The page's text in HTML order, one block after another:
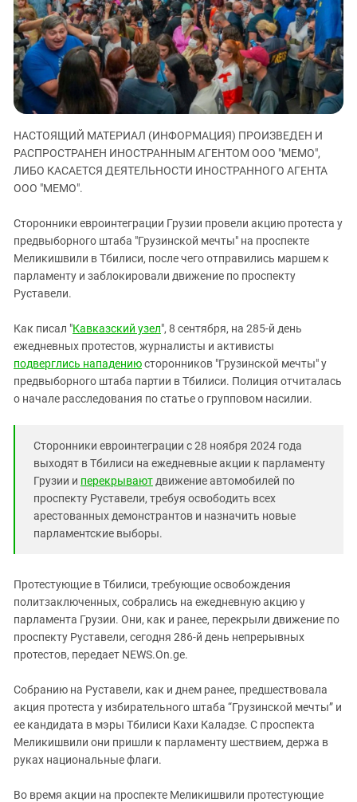
ЗАСТАВЛЯЕТ
КАВКАЗ ЗА ПАЛЕСТИНУ
ИНАКОМЫСЛИЕ В ЧЕЧНЕ
ПРЕСЛЕДОВАНИЕ АКТИВИСТОВ
МОБИЛИЗАЦИЯ И ПРОТЕСТЫ
Дагестан
Ингушетия
Кабардино-Балкария
Калмыкия
Карачаево-Черкесия
Краснодарский край
Российская Федерация
Северная Осетия - Алания
СКФО
Ставропольский край
Южная Осетия
Южный Кавказ
ЮФО
НАСТОЯЩИЙ МАТЕРИАЛ (ИНФОРМАЦИЯ) ПРОИЗВЕДЕН И
РАСПРОСТРАНЕН ИНОСТРАННЫМ АГЕНТОМ ООО "МЕМО",
ЛИБО КАСАЕТСЯ ДЕЯТЕЛЬНОСТИ ИНОСТРАННОГО АГЕНТА
ООО "МЕМО".
Сторонники евроинтеграции Грузии провели акцию протеста у
предвыборного штаба "Грузинской мечты" на проспекте
Меликишвили в Тбилиси, после чего отправились маршем к
парламенту и заблокировали движение по проспекту
Руставели.
Как писал "Кавказский узел", 8 сентября, на 285-й день
ежедневных протестов, журналисты и активисты
подверглись нападениюсторонников "Грузинской мечты" у
предвыборного штаба партии в Тбилиси. Полиция отчиталась
о начале расследования по статье о групповом насилии.
Сторонники евроинтеграции с 28 ноября 2024 года
выходят в Тбилиси на ежедневные акции к парламенту
Грузии и перекрывают движение автомобилей по
проспекту Руставели, требуя освободить всех
арестованных демонстрантов и назначить новые
парламентские выборы.
Протестующие в Тбилиси, требующие освобождения
политзаключенных, собрались на ежедневную акцию у
парламента Грузии. Они, как и ранее, перекрыли движение по
проспекту Руставели, сегодня 286-й день непрерывных
протестов, передает NEWS.On.ge.
Собранию на Руставели, как и днем ранее, предшествовала
акция протеста у избирательного штаба “Грузинской мечты” и
ее кандидата в мэры Тбилиси Кахи Каладзе. С проспекта
Меликишвили они пришли к парламенту шествием, держа в
руках национальные флаги.
Во время акции на проспекте Меликишвили протестующие